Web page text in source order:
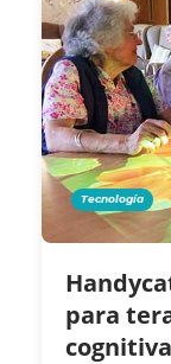
Tecnología
para